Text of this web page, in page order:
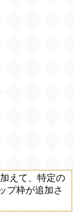
えて、特定の
プ枠が追加さ